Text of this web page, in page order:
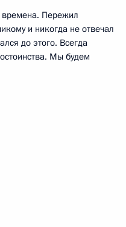
времена. Пережил
и никогда не отвечал
до этого. Всегда
Мы будем